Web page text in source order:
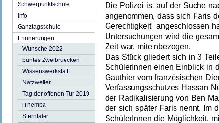
Schwerpunktschule
Info
Ganztagsschule
Erinnerungen
Wünsche 2022
buntes Zweibruecken
Wissenswerkstatt
Natzweiler
Tag der offenen Tür 2019
iThemba
Sterntaler
Die Polizei ist auf der Suche
angenommen, dass sich Faris
Gerechtigkeit" angeschlossen
Untersuchungen wird die
Zeit war, miteinbezogen.
Das Stück gliedert sich in 3
SchülerInnen einen Einblick in
Gauthier vom französischen
Verfassungsschutzes Hassan
der Radikalisierung von Ben
der sich später Faris nennt. Im
SchülerInnen die Möglichkeit,